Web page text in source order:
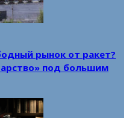
рынок от ракет?
под большим